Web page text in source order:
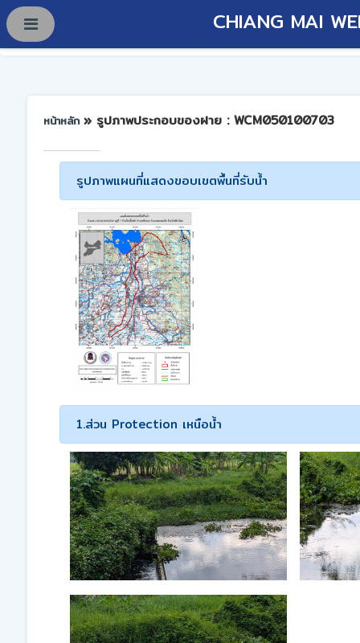
CHIANG MAI
หน้าหลัก » รูปภาพประกอบของฝาย : WCM050100703
รูปภาพแผนที่แสดงขอบเขตพื้นที่รับน้ำ
1.ส่วน Protection เหนือน้ำ